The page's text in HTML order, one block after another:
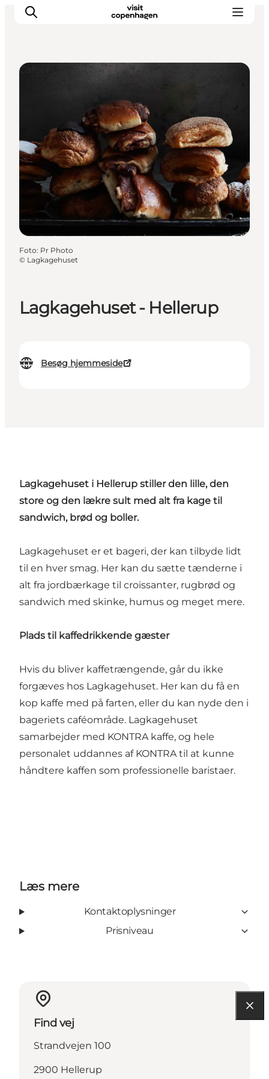
This is Copenhagen
Aktiviteter
Spis & drik
Områder
Planlæg din tur
CopenPay
Copenhagen Card
Lagkagehuset - Hellerup
Besøg hjemmeside
Cafeer
Foto: Pr Photo
© Lagkagehuset
Lagkagehuset i Hellerup stiller den lille, den
store og den lækre sult med alt fra kage til
sandwich, brød og boller.
Lagkagehuset er et bageri, der kan tilbyde lidt
til en hver smag. Her kan du sætte tænderne i
alt fra jordbærkage til croissanter, rugbrød og
sandwich med skinke, humus og meget mere.
Plads til kaffedrikkende gæster
Hvis du bliver kaffetrængende, går du ikke
forgæves hos Lagkagehuset. Her kan du få en
kop kaffe med på farten, eller du kan nyde den i
bageriets caféområde. Lagkagehuset
samarbejder med KONTRA kaffe, og hele
personalet uddannes af KONTRA til at kunne
håndtere kaffen som professionelle baristaer.
Læs mere
Kontaktoplysninger
Prisniveau
Find vej
Strandvejen 100
2900 Hellerup